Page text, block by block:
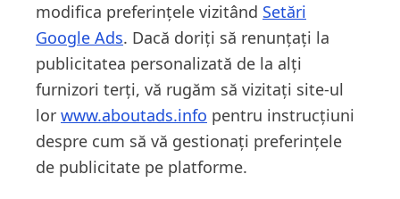
modifica preferințele vizitând Setări
Google Ads. Dacă doriți să renunțați la
publicitatea personalizată de la alți
furnizori terți, vă rugăm să vizitați site-ul
lor www.aboutads.info pentru instrucțiuni
despre cum să vă gestionați preferințele
de publicitate pe platforme.